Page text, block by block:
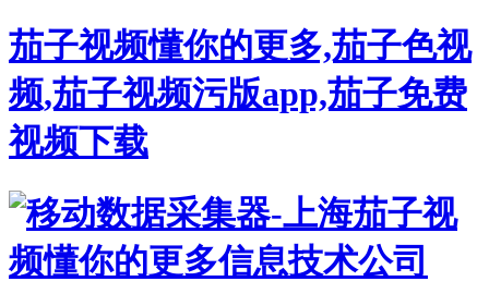
茄子视频懂你的更多,茄子色视
频,茄子视频污版app,茄子免费
视频下载